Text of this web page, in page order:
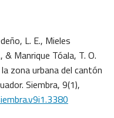
L. E., Mieles
& Manrique Tóala, T. O.
zona urbana del cantón
Siembra, 9(1),